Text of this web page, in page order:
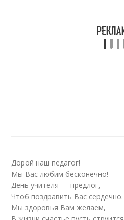
Дорой наш педагог!
Мы Вас любим бесконечно!
День учителя — предлог,
Чтоб поздравить Вас сердечно.
Мы здоровья Вам желаем,